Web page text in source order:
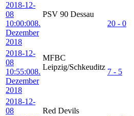
2018-12-
08
10:00:008.
Dezember
2018
PSV 90 Dessau
20 - 0
2018-12-
08
10:55:008.
Dezember
2018
MFBC
Leipzig/Schkeuditz
7 - 5
2018-12-
08
Red Devils